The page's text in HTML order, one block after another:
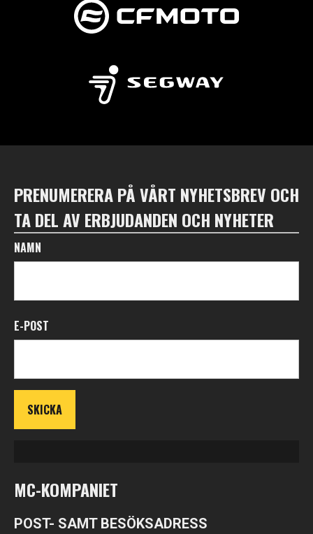
PRENUMERERA PÅ VÅRT NYHETSBREV OCH
TA DEL AV ERBJUDANDEN OCH NYHETER
NAMN
E-POST
MC-KOMPANIET
POST- SAMT BESÖKSADRESS